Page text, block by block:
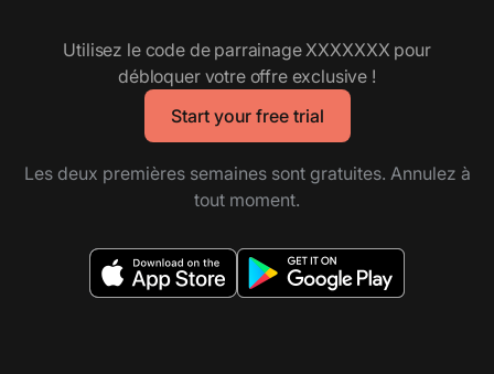
Utilisez le code de parrainageXXXXXXX pour
débloquer votre offre exclusive !
Start your free trial
Les deux premières semaines sont gratuites. Annulez à
tout moment.